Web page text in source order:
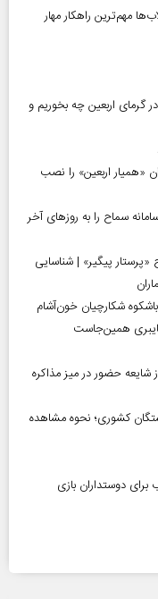
مهم‌ترین راهکار مهار
تغذیه‌ای برای زائران اربعین ۱۴۰۵ | در گرمای اربعین چه بخوریم و
«همیار اربعین» را نصب
| ثبت‌نام در سامانه سماح را به روز‌های آخر
«پرستار پیگیر» | شناسایی
همین‌جاست
حضور در میز مذاکره
بازنشستگان کشوری؛ نحوه مشاهده